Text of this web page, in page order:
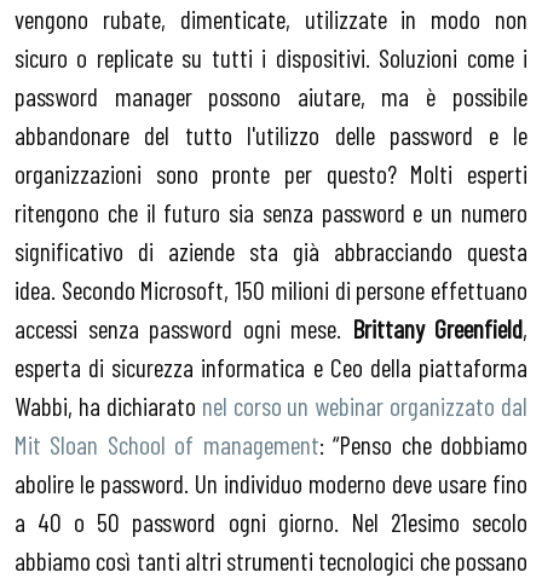
vengono rubate, dimenticate, utilizzate in modo non
sicuro o replicate su tutti i dispositivi. Soluzioni come i
password manager possono aiutare, ma è possibile
abbandonare del tutto l'utilizzo delle password e le
organizzazioni sono pronte per questo? Molti esperti
ritengono che il futuro sia senza password e un numero
significativo di aziende sta già abbracciando questa
idea. Secondo Microsoft, 150 milioni di persone effettuano
accessi senza password ogni mese. Brittany Greenfield,
esperta di sicurezza informatica e Ceo della piattaforma
Wabbi, ha dichiarato nel corso un webinar organizzato dal
Mit Sloan School of management: “Penso che dobbiamo
abolire le password. Un individuo moderno deve usare fino
a 40 o 50 password ogni giorno. Nel 21esimo secolo
abbiamo così tanti altri strumenti tecnologici che possano